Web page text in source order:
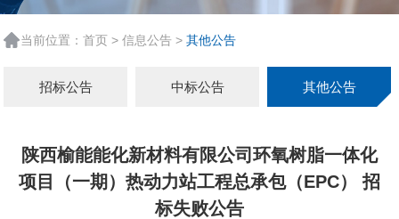
招标公告 中标公告 其他公告
当前位置： 首页 > 信息公告 > 其他公告
陕西榆能能化新材料有限公司环氧树脂一体化
项目（一期）热动力站工程总承包（EPC） 招
标失败公告